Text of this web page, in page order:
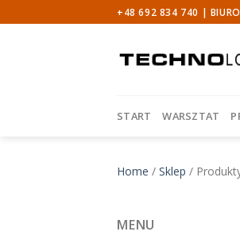
to
+48 692 834 740 |
START WARSZTAT
Home / Sklep /
MENU